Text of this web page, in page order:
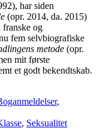
har siden
(opr. 2014, da. 2015)
franske og
fem selvbiografiske
metode (opr.
mit første
et godt bekendtskab.
,
, Seksualitet